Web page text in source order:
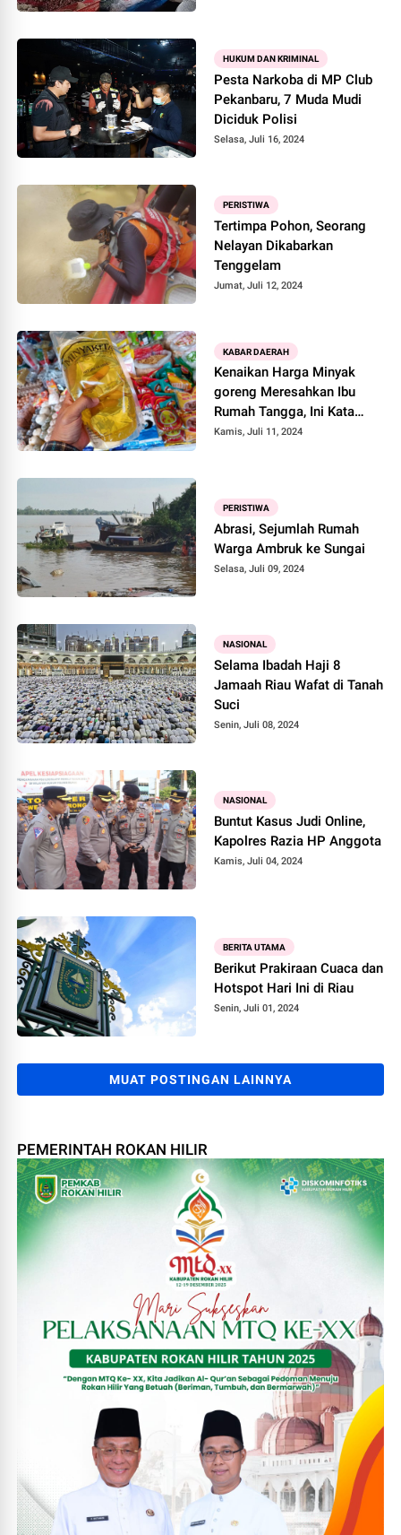
HUKUM DAN KRIMINAL
Pesta Narkoba di MP Club
Pekanbaru, 7 Muda Mudi
Diciduk Polisi
Selasa, Juli 16, 2024
PERISTIWA
Tertimpa Pohon, Seorang
Nelayan Dikabarkan
Tenggelam
Jumat, Juli 12, 2024
KABAR DAERAH
Kenaikan Harga Minyak
goreng Meresahkan Ibu
Rumah Tangga, Ini Kata
Kadis Perindagkop
Kamis, Juli 11, 2024
PERISTIWA
Abrasi, Sejumlah Rumah
Warga Ambruk ke Sungai
Selasa, Juli 09, 2024
NASIONAL
Selama Ibadah Haji 8
Jamaah Riau Wafat di Tanah
Suci
Senin, Juli 08, 2024
NASIONAL
Buntut Kasus Judi Online,
Kapolres Razia HP Anggota
Kamis, Juli 04, 2024
BERITA UTAMA
Berikut Prakiraan Cuaca dan
Hotspot Hari Ini di Riau
Senin, Juli 01, 2024
MUAT POSTINGAN LAINNYA
PEMERINTAH ROKAN HILIR